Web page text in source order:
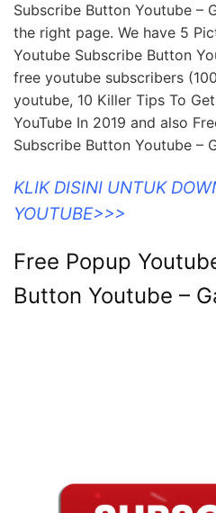
Subscribe Button Youtube –
the right page. We have 5
Youtube Subscribe Button
free youtube subscribers
youtube, 10 Killer Tips To
YouTube In 2019 and also
Subscribe Button Youtube –
KLIK DISINI UNTUK
YOUTUBE>>>
Free Popup
Button Youtube –